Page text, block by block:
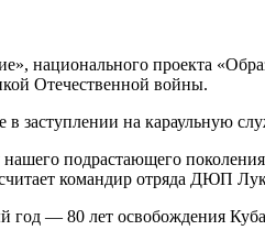
национального проекта
Отечественной войны.
заступлении на караульную
подрастающего
командир отряда ДЮП
— 80 лет освобождения